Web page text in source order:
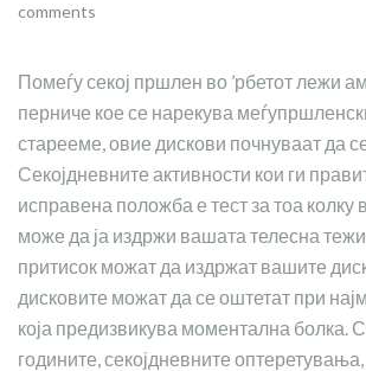
comments
Помеѓу секој пршлен во ’рбетот лежи
перниче кое се нарекува
старееме, овие дискови почнуваат да
Секојдневните активности кои ги
исправена положба е тест за тоа колку
може да ја издржи вашата телесна
притисок можат да издржат вашите
дисковите можат да се оштетат при
која предизвикува моментална болка.
годините, секојдневните